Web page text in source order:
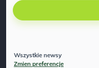
Wszystkie newsy
Zmien preferencje